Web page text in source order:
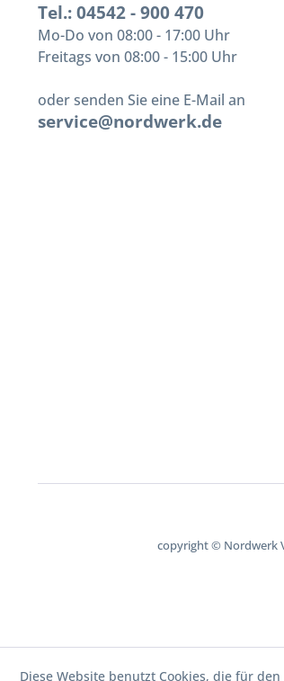
Tel.: 04542 - 900 470
Mo-Do von 08:00 - 17:00 Uhr
Freitags von 08:00 - 15:00 Uhr
oder senden Sie eine E-Mail an
service@nordwerk.de
copyright © Nordwerk
Diese Website benutzt Cookies, die für